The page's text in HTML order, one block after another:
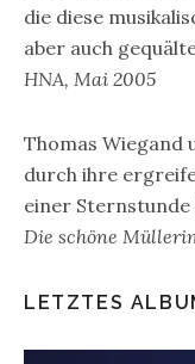
die diese
aber auch
HNA, Mai 2005
Thomas Wiegand
durch ihre
einer Sternstunde
Die schöne
LETZTES